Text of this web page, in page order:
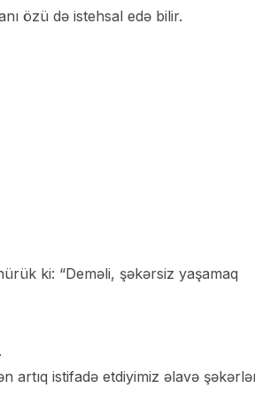
özü də istehsal edə bilir.
ki: “Deməli, şəkərsiz yaşamaq
artıq istifadə etdiyimiz əlavə